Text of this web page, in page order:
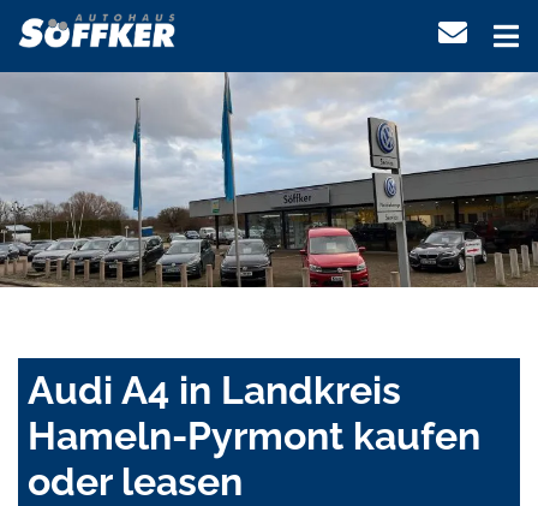
Audi A4 in Landkreis
Hameln-Pyrmont kaufen
oder leasen